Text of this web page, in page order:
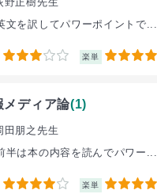
文を訳してパワーポイントで...
3 楽単 4
メディア論(1)
田朋之先生
半は本の内容を読んでパワー...
4 楽単 5